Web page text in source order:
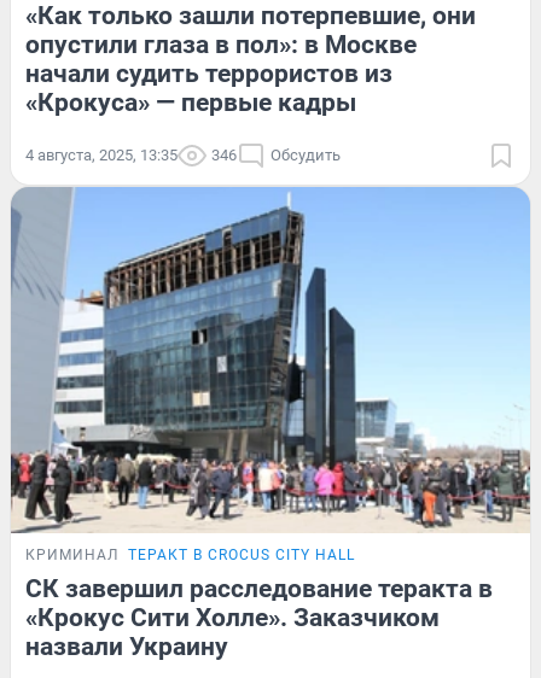
«Как только зашли потерпевшие, они
опустили глаза в пол»: в Москве
начали судить террористов из
«Крокуса» — первые кадры
4 августа, 2025, 13:35 346 Обсудить
КРИМИНАЛ ТЕРАКТ В CROCUS CITY HALL
СК завершил расследование теракта в
«Крокус Сити Холле». Заказчиком
назвали Украину